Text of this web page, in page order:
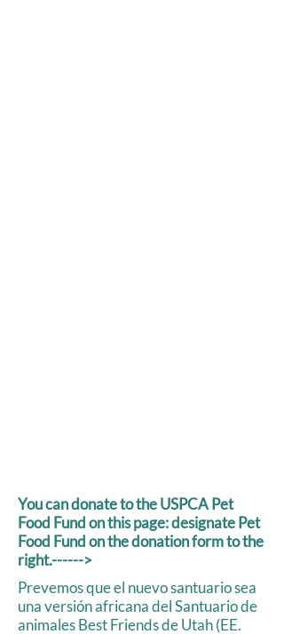
You can donate to the USPCA Pet
Food Fund on this page: designate Pet
Food Fund on the donation form to the
right.------>
Prevemos que el nuevo santuario sea
una versión africana del Santuario de
animales Best Friends de Utah (EE.